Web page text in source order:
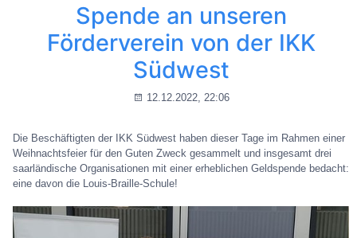
Spende an unseren
Förderverein von der IKK
Südwest
12.12.2022, 22:06
Die Beschäftigten der IKK Südwest haben dieser Tage im Rahmen einer
Weihnachtsfeier für den Guten Zweck gesammelt und insgesamt drei
saarländische Organisationen mit einer erheblichen Geldspende bedacht:
eine davon die Louis-Braille-Schule!